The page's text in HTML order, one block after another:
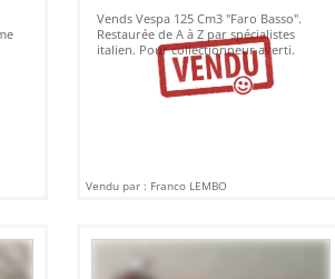
Vends Vespa 125 Cm3 "Faro Basso".
Restaurée de A à Z par spécialistes
italien. Pour collectionneur averti.
Vendu par : Franco LEMBO